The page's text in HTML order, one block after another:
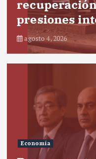
presiones
agosto 4, 2026
Economía